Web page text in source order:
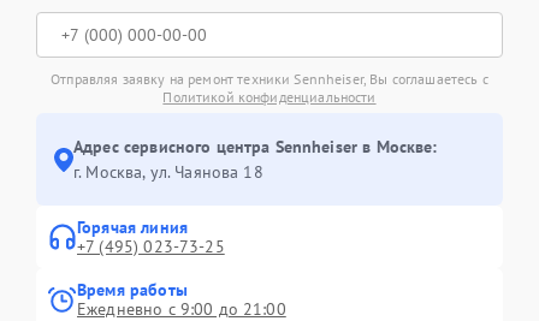
Отправляя заявку на ремонт техники Sennheiser, Вы соглашаетесь с
Политикой конфиденциальности
Адрес сервисного центра Sennheiser в Москве:
г. Москва, ул. Чаянова 18
Горячая линия
+7 (495) 023-73-25
Время работы
Ежедневно с 9:00 до 21:00